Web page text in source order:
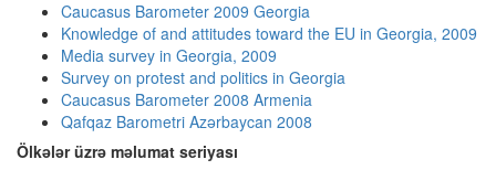
Caucasus Barometer 2009 Georgia
Knowledge of and attitudes toward the EU in Georgia, 2009
Media survey in Georgia, 2009
Survey on protest and politics in Georgia
Caucasus Barometer 2008 Armenia
Qafqaz Barometri Azərbaycan 2008
Ölkələr üzrə məlumat seriyası